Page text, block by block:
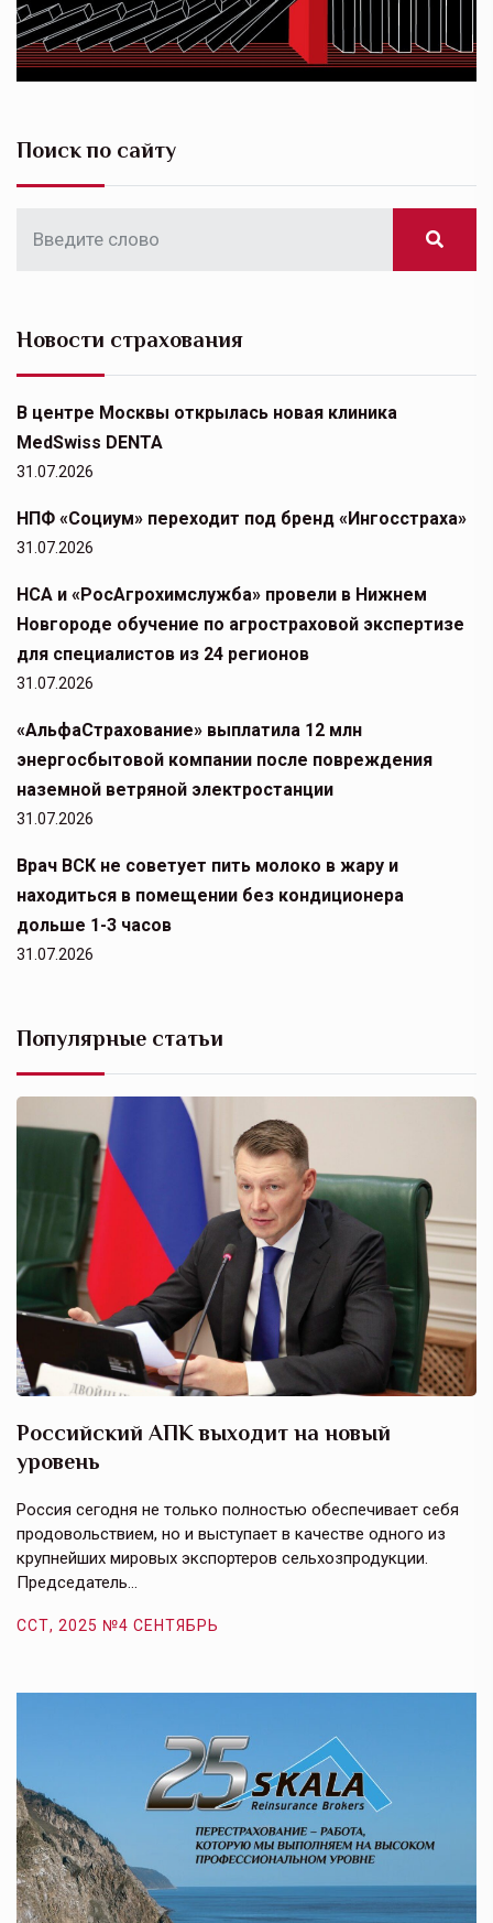
Поиск по сайту
Новости страхования
В центре Москвы открылась новая клиника
MedSwiss DENTA
31.07.2026
НПФ «Социум» переходит под бренд «Ингосстраха»
31.07.2026
НСА и «РосАгрохимслужба» провели в Нижнем
Новгороде обучение по агростраховой экспертизе
для специалистов из 24 регионов
31.07.2026
«АльфаСтрахование» выплатила 12 млн
энергосбытовой компании после повреждения
наземной ветряной электростанции
31.07.2026
Врач ВСК не советует пить молоко в жару и
находиться в помещении без кондиционера
дольше 1-3 часов
31.07.2026
Популярные статьи
Российский АПК выходит на новый
уровень
Россия сегодня не только полностью обеспечивает себя
продовольствием, но и выступает в качестве одного из
крупнейших мировых экспортеров сельхозпродукции.
Председатель…
ССТ, 2025 №4 СЕНТЯБРЬ